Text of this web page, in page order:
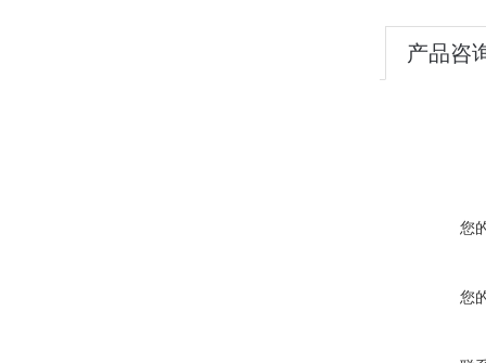
产品咨
您
您